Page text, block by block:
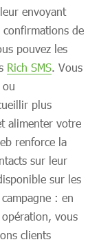
envoyant
de
pouvez les
Rich SMS. Vous
ou
plus
alimenter votre
renforce la
sur leur
sur les
: en
vous
clients